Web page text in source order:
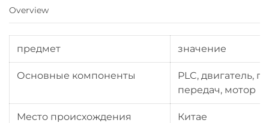
Overview
предмет значение
Основные компоненты
PLC, двигатель,
передач, мотор
Место происхождения Китае